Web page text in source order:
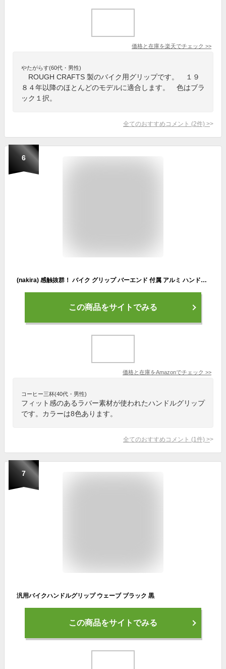
価格と在庫を楽天でチェック >>
やたがらす(60代・男性)
ROUGH CRAFTS 製のバイク用グリップです。 １９
８４年以降のほとんどのモデルに適合します。 色はブラ
ック１択。
全てのおすすめコメント (2件) >
6
(nakira) 感触抜群！ バイク グリップ バーエンド 付属 アルミ ハンドル カスタム φ 22.2 mm オートバイ用 341 (パープル)
この商品をサイトでみる
価格と在庫をAmazonでチェック >>
コーヒー三杯(40代・男性)
フィット感のあるラバー素材が使われたハンドルグリップ
です。カラーは8色あります。
全てのおすすめコメント (1 件) >
7
汎用バイクハンドルグリップ ウェーブ ブラック 黒
この商品をサイトでみる